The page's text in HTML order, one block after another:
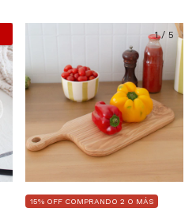
1/ 5
15% OFF COMPRANDO 2 O MÁS